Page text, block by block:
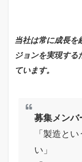
当社は常に成長を
ジョンを実現する
ています。
募集メンバ
「製造と
い」